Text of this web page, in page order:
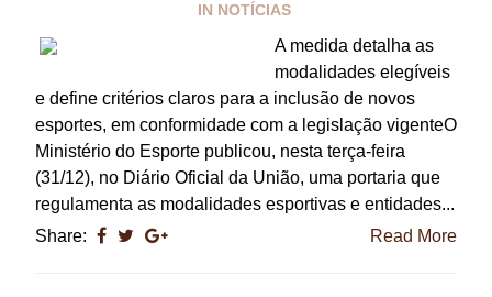
IN NOTÍCIAS
A medida detalha as
modalidades elegíveis
e define critérios claros para a inclusão de novos
esportes, em conformidade com a legislação vigenteO
Ministério do Esporte publicou, nesta terça-feira
(31/12), no Diário Oficial da União, uma portaria que
regulamenta as modalidades esportivas e entidades...
Share:
Read More